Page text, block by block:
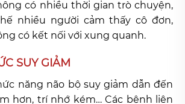
có nhiều thời gian trò chuyện,
nhiều người cảm thấy cô đơn,
có kết nối với xung quanh.
SUY GIẢM
năng não bộ suy giảm dẫn đến
hơn, trí nhớ kém… Các bệnh liên